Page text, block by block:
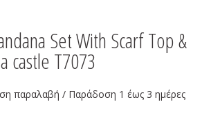
Set With Scarf Top &
castle T7073
παραλαβή / Παράδoση 1 έως 3 ημέρες